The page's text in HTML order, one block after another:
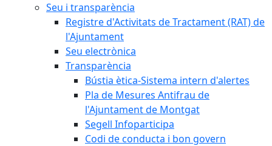
Seu i transparència
Registre d'Activitats de Tractament (RAT) de
l'Ajuntament
Seu electrònica
Transparència
Bústia ètica-Sistema intern d'alertes
Pla de Mesures Antifrau de
l'Ajuntament de Montgat
Segell Infoparticipa
Codi de conducta i bon govern